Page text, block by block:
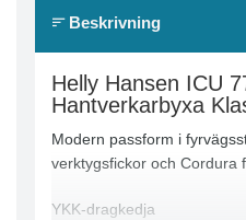
Beskrivning
Helly Hansen ICU
Hantverkarbyxa
Modern passform i
verktygsfickor och Cordura
YKK-dragkedja